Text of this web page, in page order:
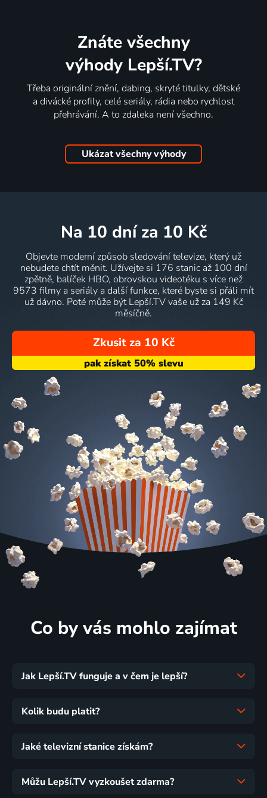
Znáte všechny
výhody Lepší.TV?
Třeba originální znění, dabing, skryté titulky, dětské
a divácké profily, celé seriály, rádia nebo rychlost
přehrávání. A to zdaleka není všechno.
Ukázat všechny výhody
na 10 dní za 10 Kč
Objevte moderní způsob sledování televize, který už
nebudete chtít měnit. Užívejte si 176 stanic až 100 dní
zpětně, balíček HBO, obrovskou videotéku s více než
9573 filmy a seriály a další funkce, které byste si přáli mít
už dávno. Poté může být Lepší.TV vaše už za 149 Kč
měsíčně.
Zkusit za 10 Kč
Co by vás mohlo zajímat
Jak Lepší.TV funguje a v čem je lepší?
Kolik budu platit?
Jaké televizní stanice získám?
Můžu Lepší.TV vyzkoušet zdarma?